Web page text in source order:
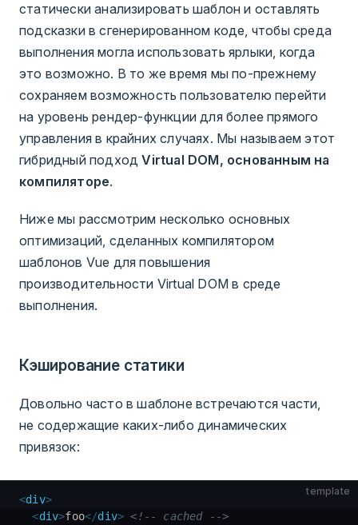
статически анализировать шаблон и оставлять
подсказки в сгенерированном коде, чтобы среда
выполнения могла использовать ярлыки, когда
это возможно. В то же время мы по-прежнему
сохраняем возможность пользователю перейти
на уровень рендер-функции для более прямого
управления в крайних случаях. Мы называем этот
гибридный подходVirtual DOM, основанным на
компиляторе.
Ниже мы рассмотрим несколько основных
оптимизаций, сделанных компилятором
шаблонов Vue для повышения
производительности Virtual DOM в среде
выполнения.
Кэширование статики
Довольно часто в шаблоне встречаются части,
не содержащие каких-либо динамических
привязок:
template
<div>
  <
div>foo</div> <!-- cached -->